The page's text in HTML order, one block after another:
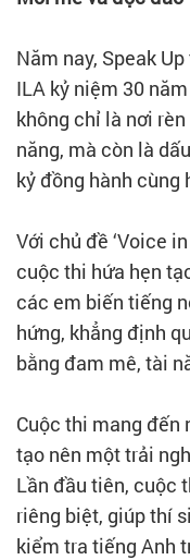
Năm nay, Speak
ILA kỷ niệm 30
không chỉ là nơi
năng, mà còn là
kỷ đồng hành cùng
Với chủ đề ‘Voice
cuộc thi hứa hẹn
các em biến tiếng
hứng, khẳng định
bằng đam mê, tài
Cuộc thi mang đến
tạo nên một trải
Lần đầu tiên, cuộc
riêng biệt, giúp thí
kiểm tra tiếng Anh